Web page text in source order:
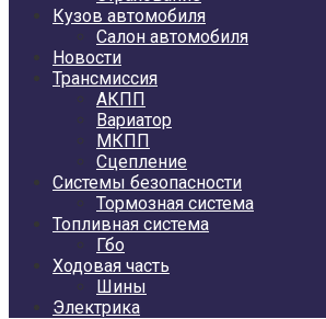
Кузов автомобиля
Салон автомобиля
Новости
Трансмиссия
АКПП
Вариатор
МКПП
Сцепление
Системы безопасности
Тормозная система
Топливная система
Гбо
Ходовая часть
Шины
Электрика